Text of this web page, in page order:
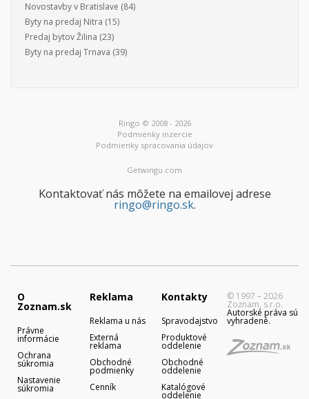
Novostavby v Bratislave (84)
Byty na predaj Nitra (15)
Predaj bytov Žilina (23)
Byty na predaj Trnava (39)
Ringo © 2008 - 2026
Podmienky inzercie
Podmienky spracovania údajov
Getwingu.com
Kontaktovať nás môžete na emailovej adrese
ringo@ringo.sk.
O
Zoznam.sk
Právne
informácie
Ochrana
súkromia
Nastavenie
súkromia
Reklama
Reklama u nás
Externá
reklama
Obchodné
podmienky
Cenník
Kontakty
Spravodajstvo
Produktové
oddelenie
Obchodné
oddelenie
Katalógové
oddelenie
© 1997 – 2026
Zoznam, s.r.o.
Autorské práva sú
vyhradené.